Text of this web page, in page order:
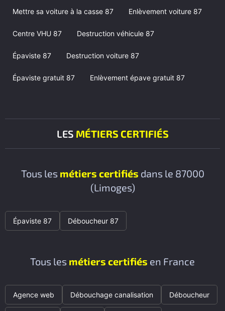
Mettre sa voiture à la casse 87 Enlèvement voiture 87
Centre VHU 87 Destruction véhicule 87
Épaviste 87 Destruction voiture 87
Épaviste gratuit 87 Enlèvement épave gratuit 87
LES MÉTIERS CERTIFIÉS
Tous les métiers certifiés dans le 87000
(Limoges)
Épaviste 87 Déboucheur 87
Tous les métiers certifiés en France
Agence web Débouchage canalisation Déboucheur